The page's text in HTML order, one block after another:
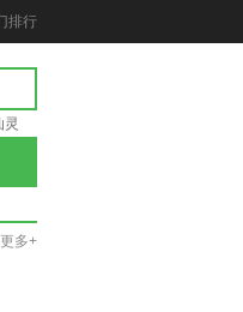
排行
灵
更多+